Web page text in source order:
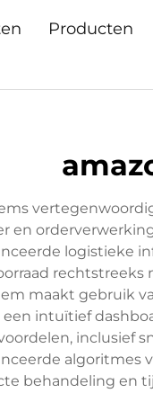
Producten
en
logistieke
maakt gebruik
intuïtief
inclusief
behandeling en